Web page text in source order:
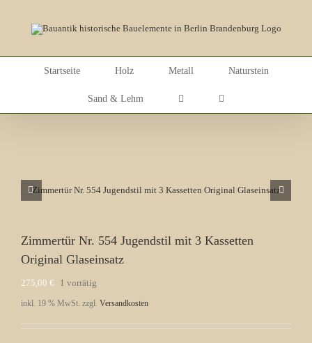
Startseite Holz Metall Naturstein
Sand & Lehm
Zimmertür Nr. 554 Jugendstil mit 3 Kassetten
Original Glaseinsatz
275,00 € 1 vorrätig
inkl. 19 % MwSt. zzgl. Versandkosten